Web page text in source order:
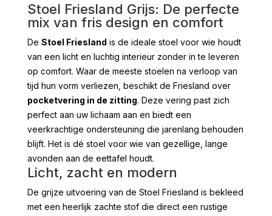
Stoel Friesland Grijs: De perfecte
mix van fris design en comfort
De Stoel Friesland is de ideale stoel voor wie houdt
van een licht en luchtig interieur zonder in te leveren
op comfort. Waar de meeste stoelen na verloop van
tijd hun vorm verliezen, beschikt de Friesland over
pocketvering in de zitting. Deze vering past zich
perfect aan uw lichaam aan en biedt een
veerkrachtige ondersteuning die jarenlang behouden
blijft. Het is dé stoel voor wie van gezellige, lange
avonden aan de eettafel houdt.
Licht, zacht en modern
De grijze uitvoering van de Stoel Friesland is bekleed
met een heerlijk zachte stof die direct een rustige